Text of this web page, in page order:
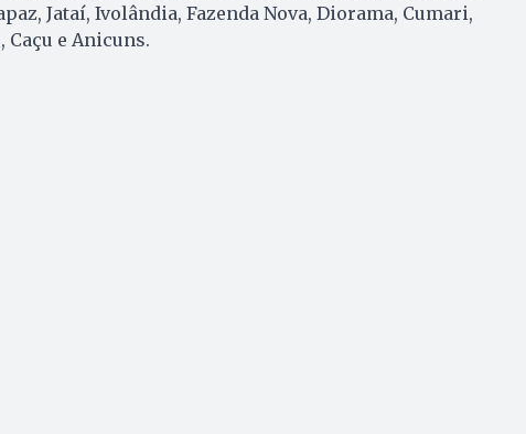
Jataí, Ivolândia, Fazenda Nova, Diorama, Cumari,
Caçu e Anicuns.